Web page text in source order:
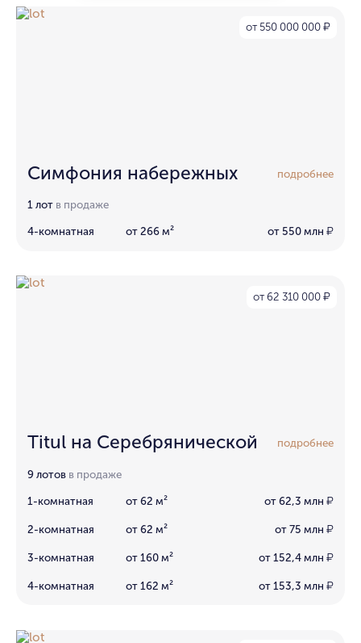
от 550 000 000 ₽
Симфония набережных подробнее
1 лот в продаже
4-комнатная от 266 м² от 550 млн ₽
от 62 310 000 ₽
Titul на Серебрянической подробнее
9 лотов в продаже
1-комнатная от 62 м² от 62,3 млн ₽
2-комнатная от 62 м² от 75 млн ₽
3-комнатная от 160 м² от 152,4 млн ₽
4-комнатная от 162 м² от 153,3 млн ₽